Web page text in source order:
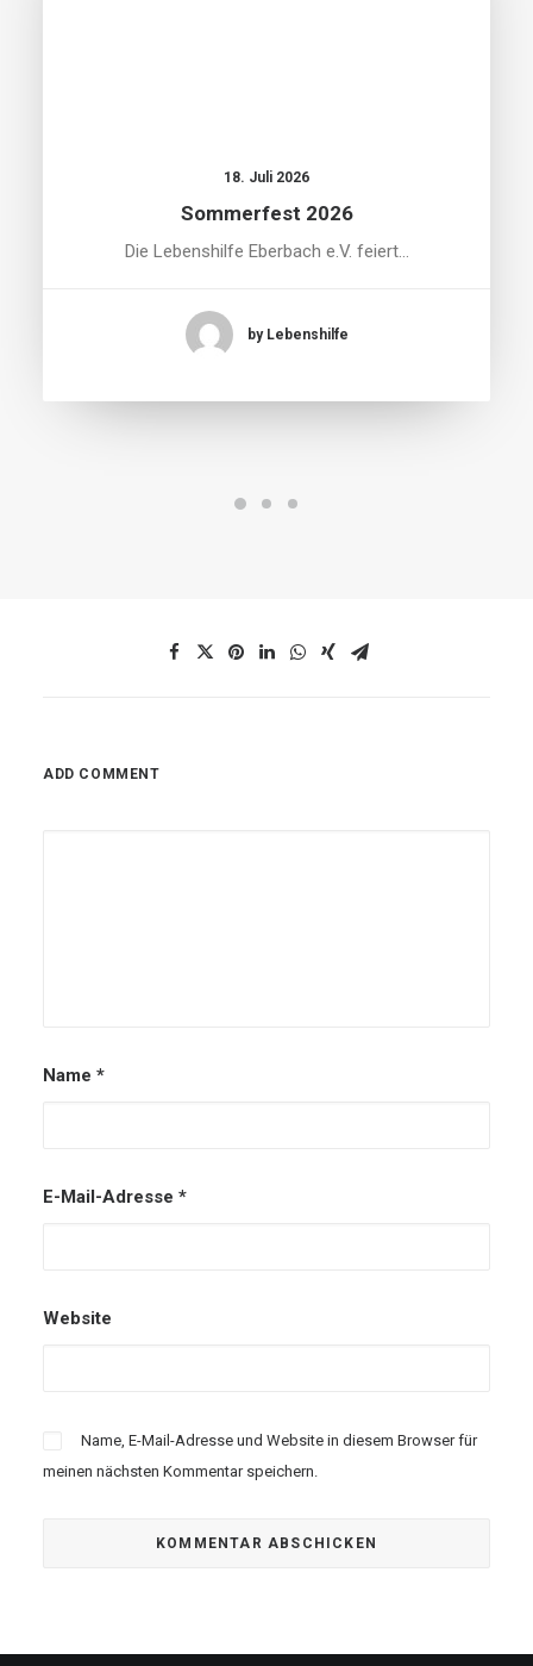
18. Juli 2026
Sommerfest 2026
Die Lebenshilfe Eberbach e.V. feiert…
by Lebenshilfe
ADD COMMENT
Name *
E-Mail-Adresse *
Website
Name, E-Mail-Adresse und Website in diesem Browser für
meinen nächsten Kommentar speichern.